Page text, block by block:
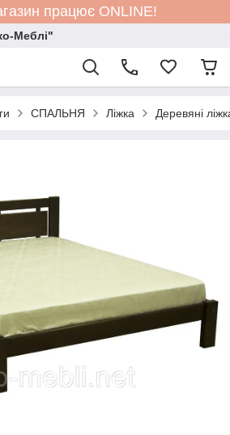
працює ONLINE!
Меблі"
СПАЛЬНЯ Ліжка Деревяні